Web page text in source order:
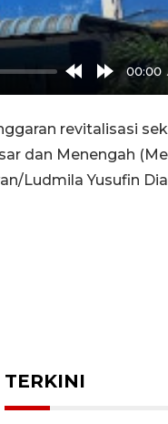
RewindForward
00:00
revitalisasi
dan Menengah
Ludmila Yusufin
TERKINI